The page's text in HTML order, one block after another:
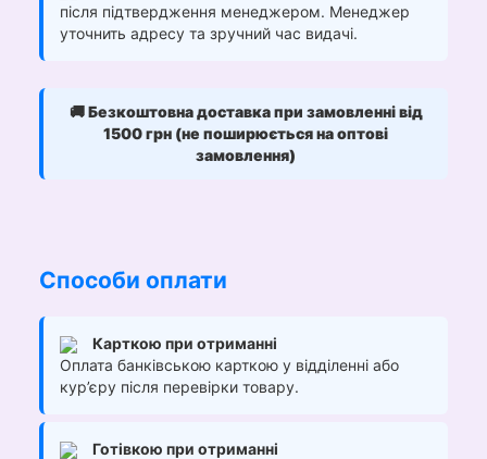
після підтвердження менеджером. Менеджер
уточнить адресу та зручний час видачі.
🚚Безкоштовна доставка при замовленні від
1500 грн (не поширюється на оптові
замовлення)
Способи оплати
Карткою при отриманні
Оплата банківською карткою у відділенні або
кур’єру після перевірки товару.
Готівкою при отриманні